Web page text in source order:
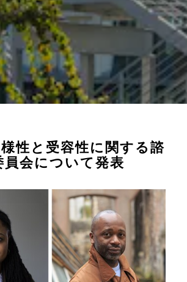
性と受容性に関する諮
員会について発表